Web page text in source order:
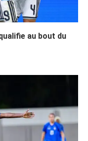
au bout du